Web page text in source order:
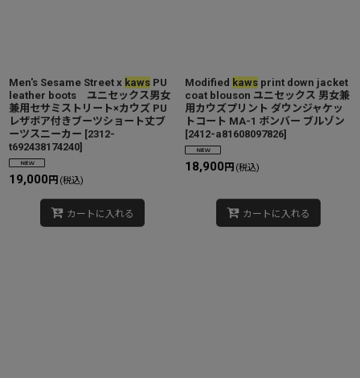
Men's Sesame Street x kaws PU
leather boots ユニセックス男女
兼用セサミストリート×カウズ PU
レザボア付きブーツショート丈ブ
ーツスニーカー [2312-
t692438174240]
19,000 円 (税込)
カートに入れる
Modified kaws print down jacket
coat blouson ユニセックス 男女兼
用カウズプリント ダウンジャケッ
トコート MA-1 ボンバー ブルゾン
[2412-a81608097826]
18,900 円 (税込)
カートに入れる